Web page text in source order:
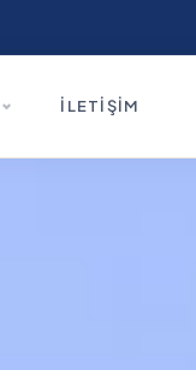
İLETIŞIM